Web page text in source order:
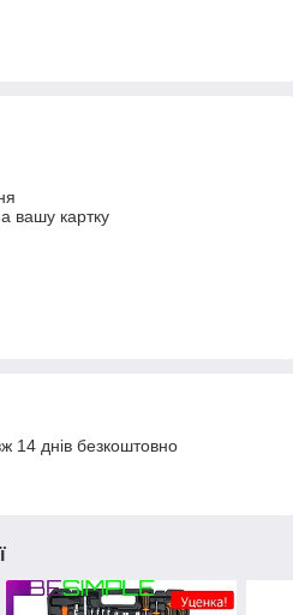
вашу картку
14 днів безкоштовно